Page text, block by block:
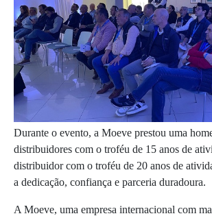
Durante o evento, a Moeve prestou uma
distribuidores com o troféu de 15 anos de
distribuidor com o troféu de 20 anos de
a dedicação, confiança e parceria duradoura.
A Moeve, uma empresa internacional com